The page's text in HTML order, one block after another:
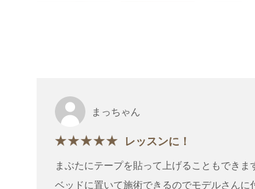
まっちゃん
レッスンに！
まぶたにテープを貼って上げることもできま
ベッドに置いて施術できるのでモデルさん